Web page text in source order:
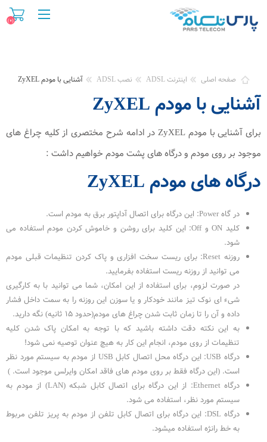
(۰)
صفحه اصلی اینترنت ADSL نصب ADSL آشنایی با مودم ZyXEL
آشنایی با مودم ZyXEL
برای آشنایی با مودم ZyXEL در ادامه شرح مختصری از کلیه چراغ های
موجود بر روی مودم و درگاه های پشت مودم خواهیم داشت :
درگاه های مودم ZyXEL
در گاه Power: این درگاه برای اتصال آداپتور برق به مودم است.
کلید ON و Off: این کلید برای روشن و خاموش کردن مودم استفاده می
شود.
روزنه Reset: برای ریست سخت افزاری و پاک کردن تنظیمات قبلی مودم
می توانید از روزنه ریست استفاده بفرمایید.
در صورت لزوم، برای استفاده از این امکان، شما می توانید با به کارگیری
شیء ای نوک تیز مانند خودکار و یا سوزن این روزنه را به سمت داخل فشار
داده و آن را تا زمان ثابت شدن چراغ های مودم(حدود ۱۵ ثانیه) نگه دارید.
به این نکته دقت داشته باشید که با توجه به امکان پاک شدن کلیه
تنظیمات از روی مودم، انجام این کار به هیچ عنوان توصیه نمی شود!
درگاه USB: این درگاه محل اتصال کابل USB از مودم به سیستم مورد نظر
است. (این درگاه فقط بر روی مودم های فاقد امکان وایرلس موجود است. )
درگاه Ethernet: از این درگاه برای اتصال کابل شبکه (LAN) از مودم به
سیستم مورد نظر، استفاده می شود.
درگاه DSL: این درگاه برای اتصال کابل تلفن از مودم به پریز تلفن مربوط
به خط رانژه استفاده میشود.